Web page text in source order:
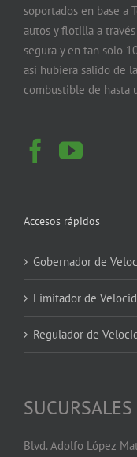
soportados en base a
autos y flotilla a
segura y en tan solo
así hubiera salido de
combustible de hasta
Accesos rápidos
Gobernador de
Limitador de
Regulador de
SUCURSALES
Blvd. Adolfo López